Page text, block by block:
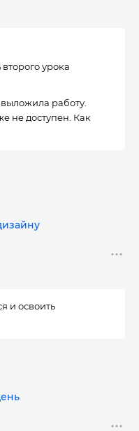
урока
работу.
не доступен. Как
и освоить